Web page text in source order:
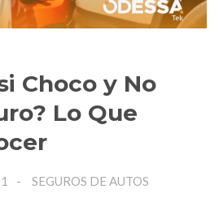
Choco y No
Lo Que
SEGUROS DE AUTOS